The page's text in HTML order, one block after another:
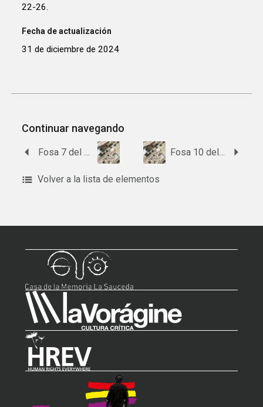
22-26.
Fecha de actualización
31 de diciembre de 2024
Continuar navegando
Fosa 7 del cementerio de Trebujena Fosa 10 del cementerio de Trebujena
Volver a la lista de elementos